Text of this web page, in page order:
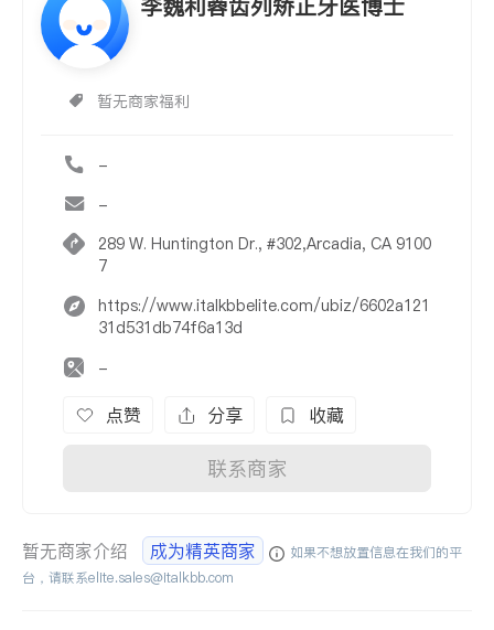
李魏利蓉齿列矫正牙医博士
暂无商家福利
-
-
289 W. Huntington Dr., #302,Arcadia, CA 9100
7
https://www.italkbbelite.com/ubiz/6602a121
31d531db74f6a13d
-
点赞 分享 收藏
联系商家
暂无商家介绍 成为精英商家
如果不想放置信息在我们的平
台，请联系elite.sales@italkbb.com